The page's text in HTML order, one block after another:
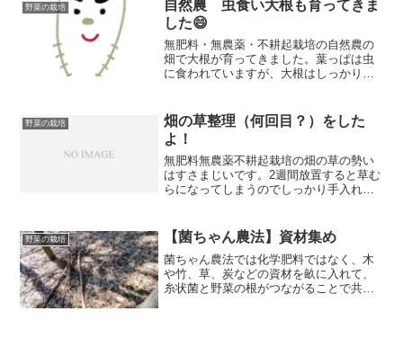
し、中途半端に刈ると永遠に草刈りをし
ないといけない。どうしたらいいの？
野菜の栽培
自然農 虫食い大根も育ってきま
した😄
無肥料・無農薬・不耕起栽培の自然農の
畑で大根が育ってきました。葉っぱは虫
に食われていますが、大根はしっかりと
野菜の栽培
畑の草整理（何回目？）をした
よ！
無肥料無農薬不耕起栽培の畑の草の勢い
はすさまじいです。2週間放置すると草む
らになってしまうのでしっかり手入れが
はリフレッシュできましたよ！
野菜の栽培 【菌ちゃん農法】資材集め
菌ちゃん農法では化学肥料ではなく、木
や竹、草、炭などの資材を畝に入れて、
糸状菌と野菜の根がつながることで共生